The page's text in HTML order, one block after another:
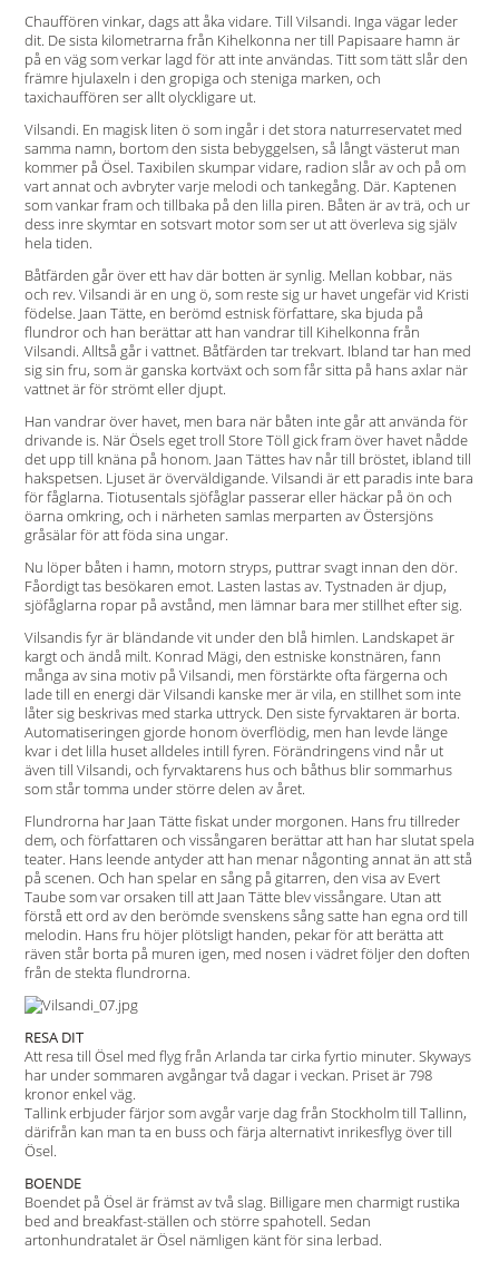
Chauffören vinkar, dags att åka vidare. Till Vilsandi. Inga vägar leder
dit. De sista kilometrarna från Kihelkonna ner till Papisaare hamn är
på en väg som verkar lagd för att inte användas. Titt som tätt slår den
främre hjulaxeln i den gropiga och steniga marken, och
taxichauffören ser allt olyckligare ut.
Vilsandi. En magisk liten ö som ingår i det stora naturreservatet med
samma namn, bortom den sista bebyggelsen, så långt västerut man
kommer på Ösel. Taxibilen skumpar vidare, radion slår av och på om
vart annat och avbryter varje melodi och tankegång. Där. Kaptenen
som vankar fram och tillbaka på den lilla piren. Båten är av trä, och ur
dess inre skymtar en sotsvart motor som ser ut att överleva sig själv
hela tiden.
Båtfärden går över ett hav där botten är synlig. Mellan kobbar, näs
och rev. Vilsandi är en ung ö, som reste sig ur havet ungefär vid Kristi
födelse. Jaan Tätte, en berömd estnisk författare, ska bjuda på
flundror och han berättar att han vandrar till Kihelkonna från
Vilsandi. Alltså går i vattnet. Båtfärden tar trekvart. Ibland tar han med
sig sin fru, som är ganska kortväxt och som får sitta på hans axlar när
vattnet är för strömt eller djupt.
Han vandrar över havet, men bara när båten inte går att använda för
drivande is. När Ösels eget troll Store Töll gick fram över havet nådde
det upp till knäna på honom. Jaan Tättes hav når till bröstet, ibland till
hakspetsen. Ljuset är överväldigande. Vilsandi är ett paradis inte bara
för fåglarna. Tiotusentals sjöfåglar passerar eller häckar på ön och
öarna omkring, och i närheten samlas merparten av Östersjöns
gråsälar för att föda sina ungar.
Nu löper båten i hamn, motorn stryps, puttrar svagt innan den dör.
Fåordigt tas besökaren emot. Lasten lastas av. Tystnaden är djup,
sjöfåglarna ropar på avstånd, men lämnar bara mer stillhet efter sig.
Vilsandis fyr är bländande vit under den blå himlen. Landskapet är
kargt och ändå milt. Konrad Mägi, den estniske konstnären, fann
många av sina motiv på Vilsandi, men förstärkte ofta färgerna och
lade till en energi där Vilsandi kanske mer är vila, en stillhet som inte
låter sig beskrivas med starka uttryck. Den siste fyrvaktaren är borta.
Automatiseringen gjorde honom överflödig, men han levde länge
kvar i det lilla huset alldeles intill fyren. Förändringens vind når ut
även till Vilsandi, och fyrvaktarens hus och båthus blir sommarhus
som står tomma under större delen av året.
Flundrorna har Jaan Tätte fiskat under morgonen. Hans fru tillreder
dem, och författaren och vissångaren berättar att han har slutat spela
teater. Hans leende antyder att han menar någonting annat än att stå
på scenen. Och han spelar en sång på gitarren, den visa av Evert
Taube som var orsaken till att Jaan Tätte blev vissångare. Utan att
förstå ett ord av den berömde svenskens sång satte han egna ord till
melodin. Hans fru höjer plötsligt handen, pekar för att berätta att
räven står borta på muren igen, med nosen i vädret följer den doften
från de stekta flundrorna.
RESA DIT
Att resa till Ösel med flyg från Arlanda tar cirka fyrtio minuter. Skyways
har under sommaren avgångar två dagar i veckan. Priset är 798
kronor enkel väg.
Tallink erbjuder färjor som avgår varje dag från Stockholm till Tallinn,
därifrån kan man ta en buss och färja alternativt inrikesflyg över till
Ösel.
BOENDE
Boendet på Ösel är främst av två slag. Billigare men charmigt rustika
bed and breakfast-ställen och större spahotell. Sedan
artonhundratalet är Ösel nämligen känt för sina lerbad.